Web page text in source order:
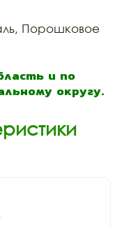
Порошковое
и по
округу.